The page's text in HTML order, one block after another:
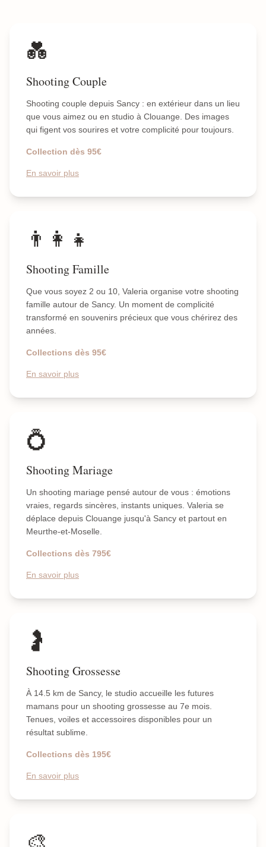
💑
Shooting Couple
Shooting couple depuis Sancy : en extérieur dans un lieu
que vous aimez ou en studio à Clouange. Des images
qui figent vos sourires et votre complicité pour toujours.
Collection dès 95€
En savoir plus
👨‍👩‍👧
Shooting Famille
Que vous soyez 2 ou 10, Valeria organise votre shooting
famille autour de Sancy. Un moment de complicité
transformé en souvenirs précieux que vous chérirez des
années.
Collections dès 95€
En savoir plus
💍
Shooting Mariage
Un shooting mariage pensé autour de vous : émotions
vraies, regards sincères, instants uniques. Valeria se
déplace depuis Clouange jusqu'à Sancy et partout en
Meurthe-et-Moselle.
Collections dès 795€
En savoir plus
🤰
Shooting Grossesse
À 14.5 km de Sancy, le studio accueille les futures
mamans pour un shooting grossesse au 7e mois.
Tenues, voiles et accessoires disponibles pour un
résultat sublime.
Collections dès 195€
En savoir plus
🎨